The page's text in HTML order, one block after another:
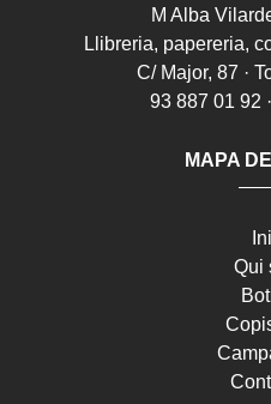
M Alba
Llibreria, papereria,
C/ Major, 87 ·
93 887 01 92
MAPA
Qui